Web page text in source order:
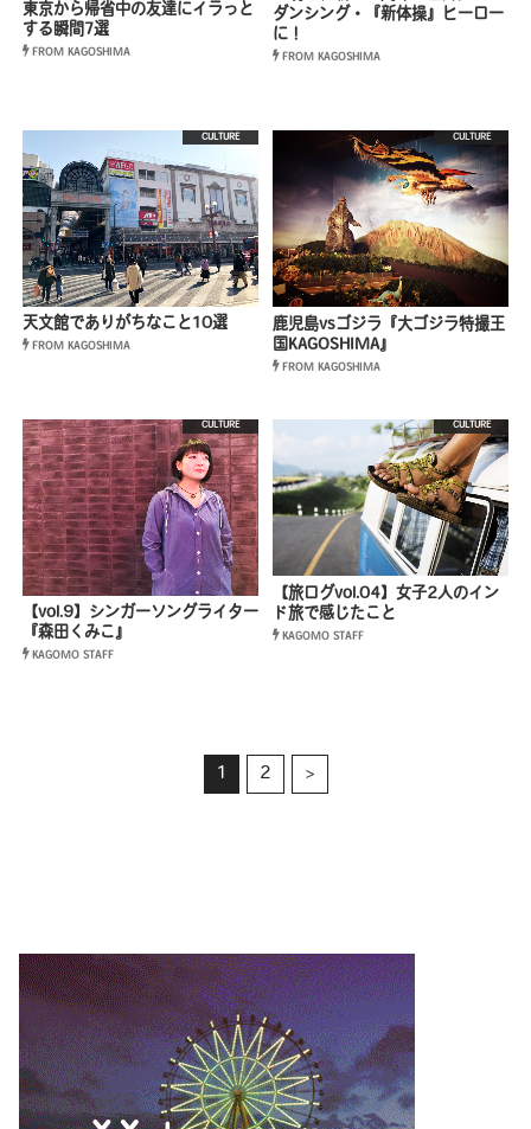
東京から帰省中の友達にイラっと
する瞬間7選
FROM KAGOSHIMA
ダンシング・『新体操』ヒーロー
に！
FROM KAGOSHIMA
CULTURE
天文館でありがちなこと10選
FROM KAGOSHIMA
CULTURE
鹿児島vsゴジラ『大ゴジラ特撮王
国KAGOSHIMA』
FROM KAGOSHIMA
CULTURE
【vol.9】シンガーソングライター
『森田くみこ』
KAGOMO STAFF
CULTURE
【旅ログvol.04】女子2人のイン
ド旅で感じたこと
KAGOMO STAFF
1 2 >